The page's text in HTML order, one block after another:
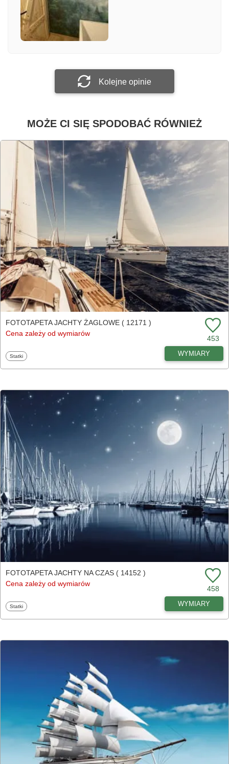
Załącz zdjęcie
Kolejne opinie
MOŻE CI SIĘ SPODOBAĆ RÓWNIEŻ
FOTOTAPETA JACHTY ŻAGLOWE ( 12171 )
Cena zależy od wymiarów
453
Fototapety
Statki WYMIARY
FOTOTAPETA JACHTY NA CZAS ( 14152 )
Cena zależy od wymiarów
458
Fototapety
Statki WYMIARY